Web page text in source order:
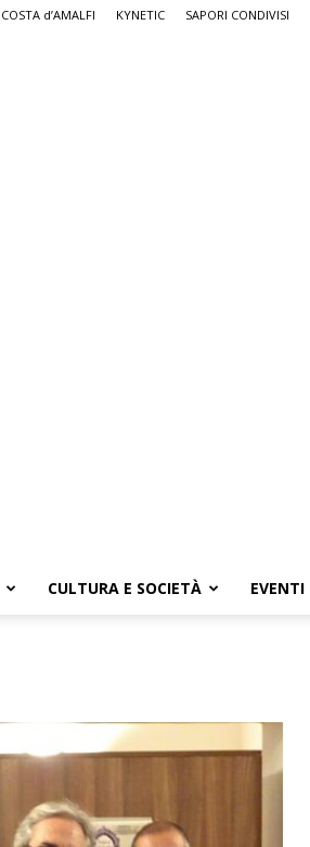
COSTA d’AMALFI KYNETIC SAPORI CONDIVISI
CULTURA E SOCIETÀ EVENTI